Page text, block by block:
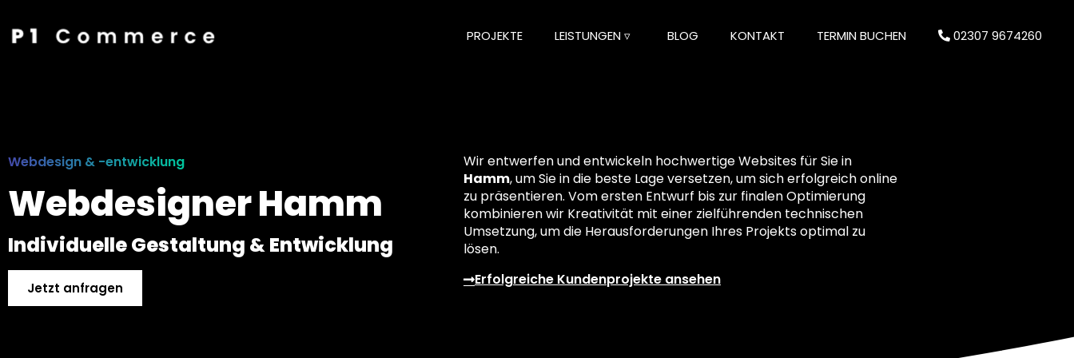
PROJEKTE LEISTUNGEN ▿ BLOG KONTAKT TERMIN BUCHEN 02307 9674260
Webdesign & -entwicklung
Webdesigner Hamm
Individuelle Gestaltung & Entwicklung
Jetzt anfragen
Wir entwerfen und entwickeln hochwertige Websites für Sie in
Hamm, um Sie in die beste Lage versetzen, um sich erfolgreich online
zu präsentieren. Vom ersten Entwurf bis zur finalen Optimierung
kombinieren wir Kreativität mit einer zielführenden technischen
Umsetzung, um die Herausforderungen Ihres Projekts optimal zu
lösen.
Erfolgreiche Kundenprojekte ansehen